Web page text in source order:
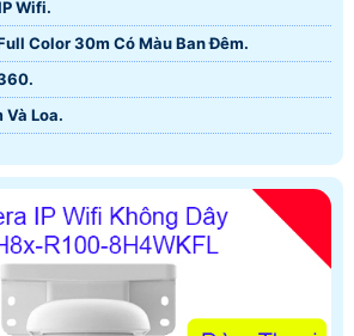
Wifi.
Color 30m Có Màu Ban Ðêm.
Và Loa.